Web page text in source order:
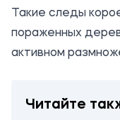
Такие следы
пораженных
активном
Читайте